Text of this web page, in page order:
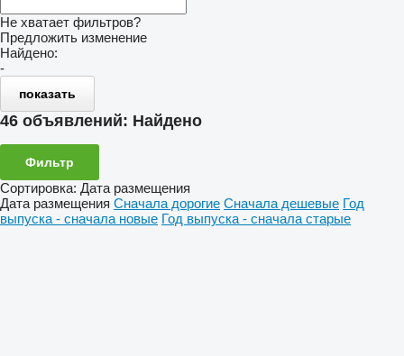
Не хватает фильтров?
Предложить изменение
Найдено:
-
показать
46 объявлений: Найдено
Фильтр
Сортировка: Дата размещения
Дата размещения Сначала дорогие Сначала дешевые Год
выпуска - сначала новые Год выпуска - сначала старые